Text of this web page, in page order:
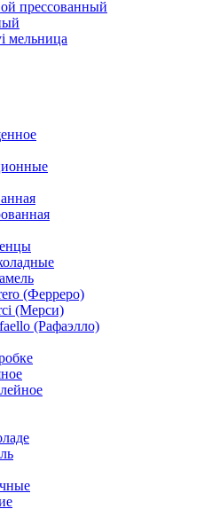
прессованный
мельница
(Ферреро)
(Мерси)
(Рафаэлло)